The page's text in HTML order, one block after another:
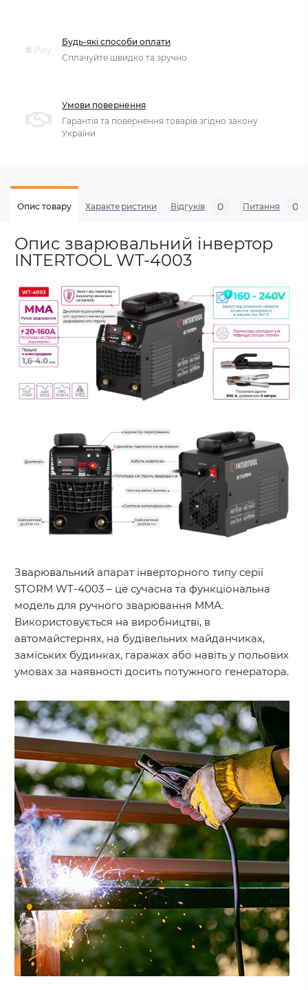
Будь-які способи оплати
Сплачуйте швидко та зручно.
Умови повернення
Гарантія та повернення товарів згідно закону
України.
Опис товару Характеристики Відгуків 0 Питання 0
Опис зварювальний інвертор
INTERTOOL WT-4003
Зварювальний апарат інверторного типу серії
STORM WT-4003 – це сучасна та функціональна
модель для ручного зварювання ММА.
Використовується на виробництві, в
автомайстернях, на будівельних майданчиках,
заміських будинках, гаражах або навіть у польових
умовах за наявності досить потужного генератора.